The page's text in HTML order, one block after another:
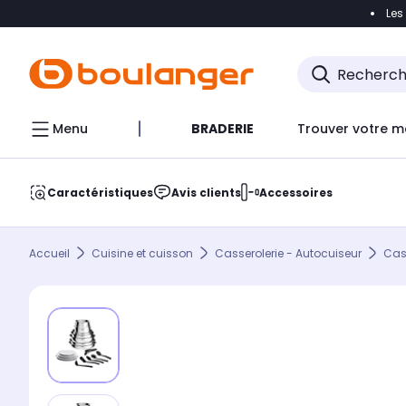
Accéder
Menu BRADERIE Trouver votre
Caractéristiques Avis clients Accessoires
Accueil Cuisine et cuisson Casserolerie - Autocuiseur